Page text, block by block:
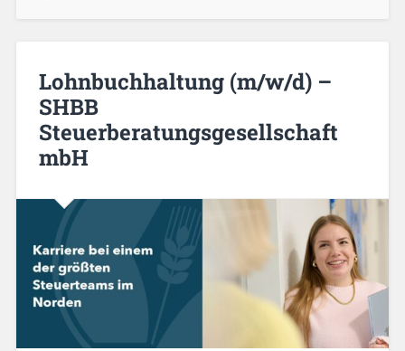
Lohnbuchhaltung (m/w/d) –
SHBB
Steuerberatungsgesellschaft
mbH